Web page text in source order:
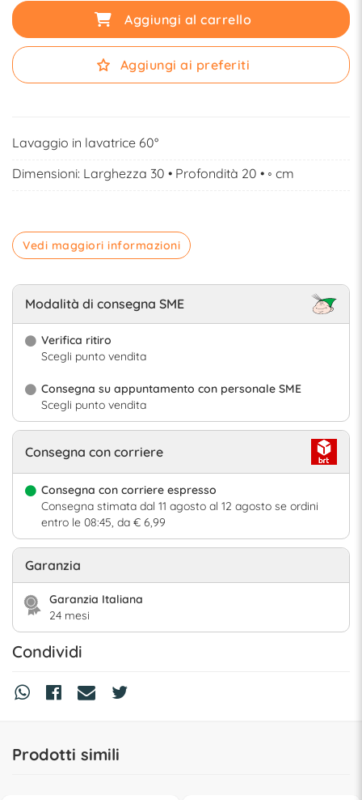
Aggiungi al carrello
Aggiungi ai preferiti
Lavaggio in lavatrice 60°
Dimensioni: Larghezza 30 • Profondità 20 • ◦ cm
Vedi maggiori informazioni
Modalità di consegna SME
Verifica ritiro
Scegli punto vendita
Consegna su appuntamento con personale SME
Scegli punto vendita
Consegna con corriere
Consegna con corriere espresso
Consegna stimata dal 11 agosto al 12 agosto se ordini
entro le 08:45, da € 6,99
Garanzia
Garanzia Italiana
24 mesi
Condividi
Prodotti simili